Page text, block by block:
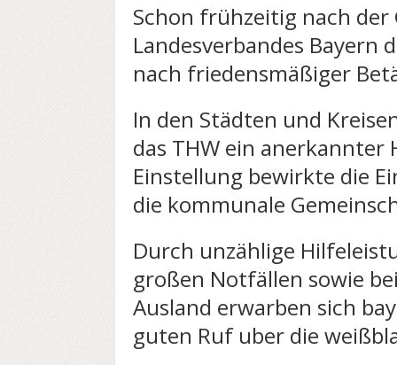
Schon frühzeitig nach der
Landesverbandes Bayern
nach friedensmäßiger
In den Städten und
das THW ein
Einstellung bewirkte die
die kommunale
Durch unzählige
großen Notfällen sowie
Ausland erwarben sich
guten Ruf uber die